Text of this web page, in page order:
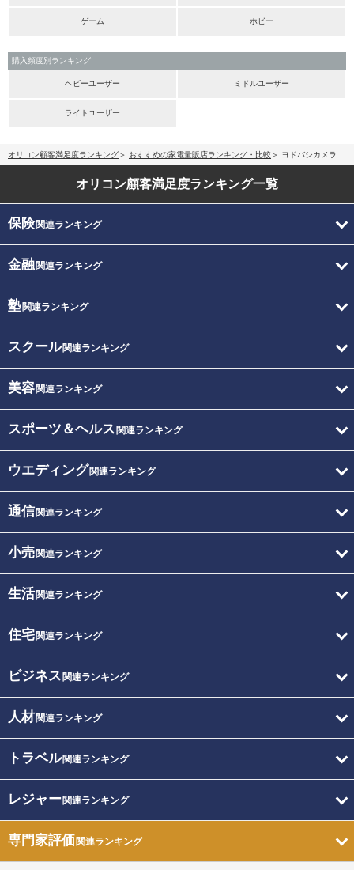
ゲーム ホビー
購入頻度別ランキング
ヘビーユーザー ミドルユーザー
ライトユーザー
オリコン顧客満足度ランキング おすすめの家電量販店ランキング・比較 ヨドバシカメラ
オリコン顧客満足度ランキング一覧
保険関連ランキング
金融関連ランキング
塾関連ランキング
スクール関連ランキング
美容関連ランキング
スポーツ＆ヘルス 関連ランキング
ウエディング関連ランキング
通信関連ランキング
小売関連ランキング
生活関連ランキング
住宅関連ランキング
ビジネス 関連ランキング
人材関連ランキング
トラベル関連ランキング
レジャー関連ランキング
専門家評価関連ランキング